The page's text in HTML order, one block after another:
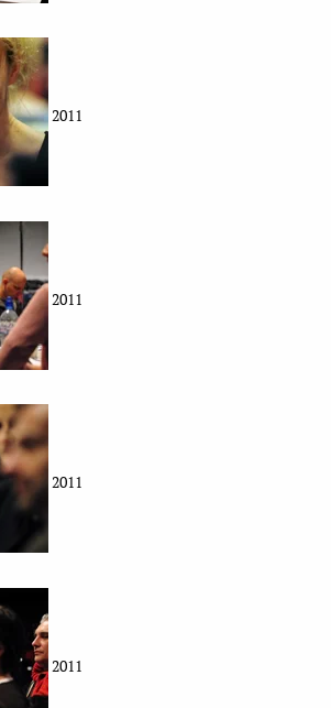
2011
2011
2011
2011